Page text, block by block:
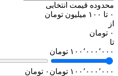
محدوده قیمت انتخابی
۰ تا ۱۰۰ میلیون تومان
از
۰ تومان
تا
۱۰۰٬۰۰۰٬۰۰۰ تومان
۱۰۰٬۰۰۰٬۰۰۰ تومان ۰ تومان